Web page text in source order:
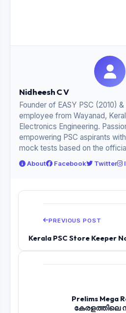
Nidheesh C V
Founder of EASY PSC (2010)
employee from Wayanad,
Electronics Engineering.
empowering PSC aspirants
mock tests based on the
About Facebook Twitter
PREVIOUS POST
Kerala PSC Store Keeper
Prelims Mega
കേരളത്തിലെ